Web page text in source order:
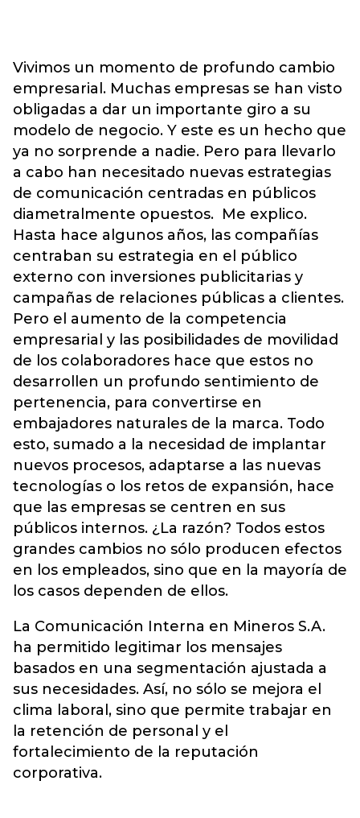
Vivimos un momento de profundo cambio
empresarial. Muchas empresas se han visto
obligadas a dar un importante giro a su
modelo de negocio. Y este es un hecho que
ya no sorprende a nadie. Pero para llevarlo
a cabo han necesitado nuevas estrategias
de comunicación centradas en públicos
diametralmente opuestos. Me explico.
Hasta hace algunos años, las compañías
centraban su estrategia en el público
externo con inversiones publicitarias y
campañas de relaciones públicas a clientes.
Pero el aumento de la competencia
empresarial y las posibilidades de movilidad
de los colaboradores hace que estos no
desarrollen un profundo sentimiento de
pertenencia, para convertirse en
embajadores naturales de la marca. Todo
esto, sumado a la necesidad de implantar
nuevos procesos, adaptarse a las nuevas
tecnologías o los retos de expansión, hace
que las empresas se centren en sus
públicos internos. ¿La razón? Todos estos
grandes cambios no sólo producen efectos
en los empleados, sino que en la mayoría de
los casos dependen de ellos.
La Comunicación Interna en Mineros S.A.
ha permitido legitimar los mensajes
basados en una segmentación ajustada a
sus necesidades. Así, no sólo se mejora el
clima laboral, sino que permite trabajar en
la retención de personal y el
fortalecimiento de la reputación
corporativa.